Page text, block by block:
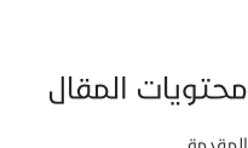
محتويات المقال
المقدمة